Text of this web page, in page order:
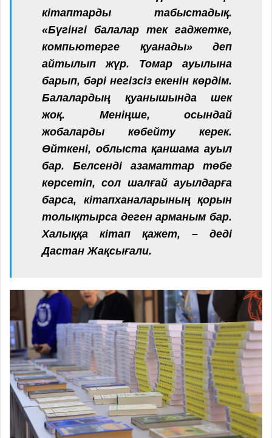
кітаптарды табыстадық.
«Бүгінгі балалар тек гаджетке,
компьютерге қуанады» деп
айтылып жүр. Томар ауылына
барып, бәрі негізсіз екенін көрдім.
Балалардың қуанышында шек
жоқ. Меніңше, осындай
жобаларды көбейту керек.
Өйткені, облыста қаншама ауыл
бар. Белсенді азаматтар төбе
көрсетіп, сол шалғай ауылдарға
барса, кітапханаларының қорын
толықтырса деген арманым бар.
Халыққа кітап қажет, – деді
Дастан Жақсығали.